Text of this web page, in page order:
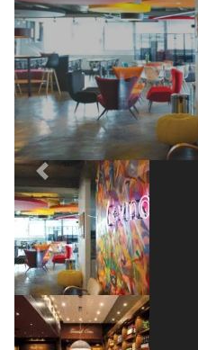
Previous